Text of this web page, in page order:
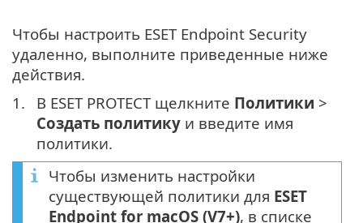
Чтобы настроить ESET Endpoint Security
удаленно, выполните приведенные ниже
действия.
1.
В ESET PROTECT щелкните Политики >
Создать политику и введите имя
политики.
Чтобы изменить настройки
существующей политики для ESET
Endpoint for macOS (V7+), в списке